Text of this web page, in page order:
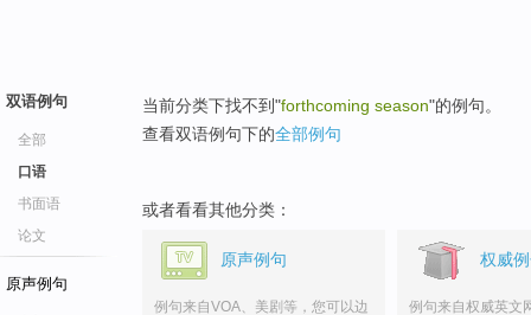
双语例句
全部
口语
书面语
论文
原声例句
当前分类下找不到"forthcoming season"的例句。
查看双语例句下的全部例句
或者看看其他分类：
原声例句
例句来自VOA、美剧等，您可以边
权威
例句来自权威英文